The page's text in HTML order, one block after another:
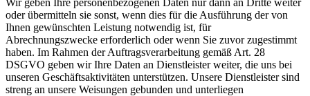
Wir geben Ihre personenbezogenen Daten nur dann an Dritte weiter
oder übermitteln sie sonst, wenn dies für die Ausführung der von
Ihnen gewünschten Leistung notwendig ist, für
Abrechnungszwecke erforderlich oder wenn Sie zuvor zugestimmt
haben. Im Rahmen der Auftragsverarbeitung gemäß Art. 28
DSGVO geben wir Ihre Daten an Dienstleister weiter, die uns bei
unseren Geschäftsaktivitäten unterstützen. Unsere Dienstleister sind
streng an unsere Weisungen gebunden und unterliegen